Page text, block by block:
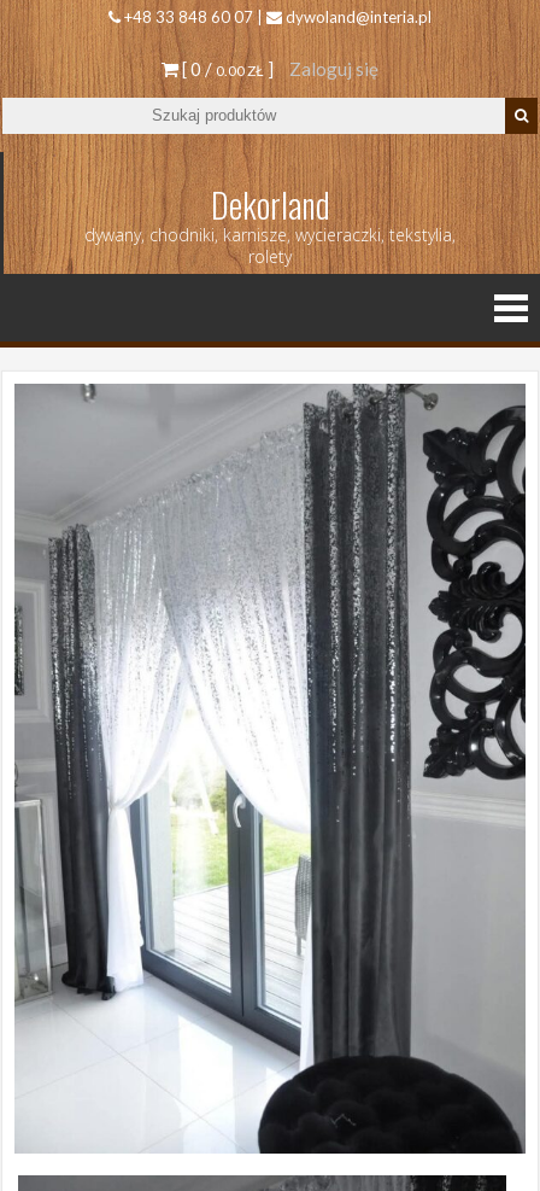
+48 33 848 60 07 | dywoland@interia.pl
[ 0 /0.00 ZŁ ] Zaloguj się
Dekorland
dywany, chodniki, karnisze, wycieraczki, tekstylia,
rolety